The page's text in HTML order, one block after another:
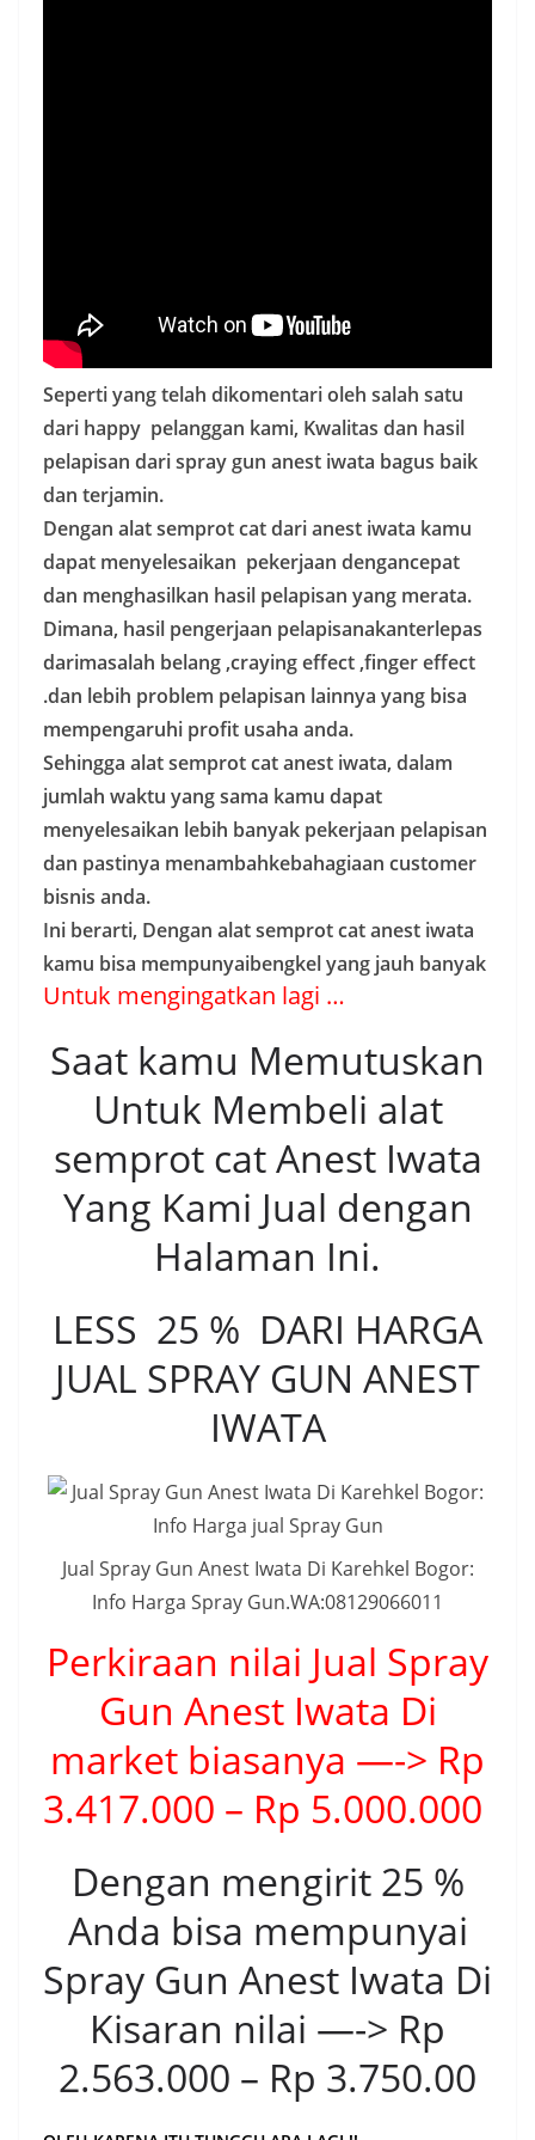
Seperti yang telah dikomentari oleh salah satu
dari happy pelanggan kami, Kwalitas dan hasil
pelapisan dari spray gun anest iwata bagus baik
dan terjamin.
Dengan alat semprot cat dari anest iwata kamu
dapat menyelesaikan pekerjaan dengancepat
dan menghasilkan hasil pelapisan yang merata.
Dimana, hasil pengerjaan pelapisanakanterlepas
darimasalah belang ,craying effect ,finger effect
.dan lebih problem pelapisan lainnya yang bisa
mempengaruhi profit usaha anda.
Sehingga alat semprot cat anest iwata, dalam
jumlah waktu yang sama kamu dapat
menyelesaikan lebih banyak pekerjaan pelapisan
dan pastinya menambahkebahagiaan customer
bisnis anda.
Ini berarti, Dengan alat semprot cat anest iwata
kamu bisa mempunyaibengkel yang jauh banyak
Untuk mengingatkan lagi …
Saat kamu Memutuskan
Untuk Membeli alat
semprot cat Anest Iwata
Yang Kami Jual dengan
Halaman Ini.
LESS 25 % DARI HARGA
JUAL SPRAY GUN ANEST
IWATA
Jual Spray Gun Anest Iwata Di Karehkel Bogor:
Info Harga Spray Gun.WA:08129066011
Perkiraan nilai Jual Spray
Gun Anest Iwata Di
market biasanya —-> Rp
3.417.000 – Rp 5.000.000
Dengan mengirit 25 %
Anda bisa mempunyai
Spray Gun Anest Iwata Di
Kisaran nilai —-> Rp
2.563.000 – Rp 3.750.00